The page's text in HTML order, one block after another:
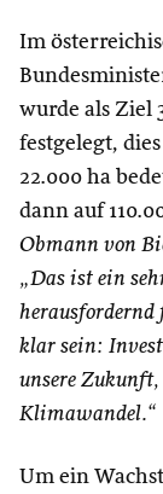
Im
wurde als Ziel
festgelegt,
22.000 ha
dann auf
Obmann von
„Das ist ein
herausfordernd
klar sein:
unsere
Klimawandel.“
Um ein